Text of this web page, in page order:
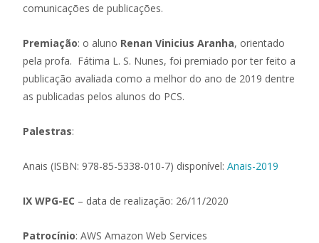
comunicações de publicações.
Premiação: o aluno Renan Vinicius Aranha, orientado
pela profa. Fátima L. S. Nunes, foi premiado por ter feito a
publicação avaliada como a melhor do ano de 2019 dentre
as publicadas pelos alunos do PCS.
Palestras:
Anais (ISBN: 978-85-5338-010-7) disponível: Anais-2019
IX WPG-EC – data de realização: 26/11/2020
Patrocínio: AWS Amazon Web Services